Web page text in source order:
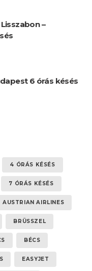
–
6 órás késés
4 ÓRÁS KÉSÉS
7 ÓRÁS KÉSÉS
AUSTRIAN AIRLINES
BRÜSSZEL
BÉCS
EASYJET